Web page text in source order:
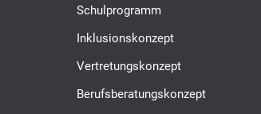
Schulprogramm
Inklusionskonzept
Vertretungskonzept
Berufsberatungskonzept